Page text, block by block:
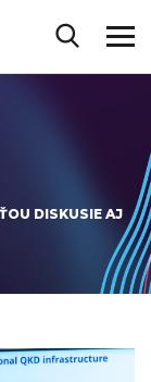
DISKUSIE AJ